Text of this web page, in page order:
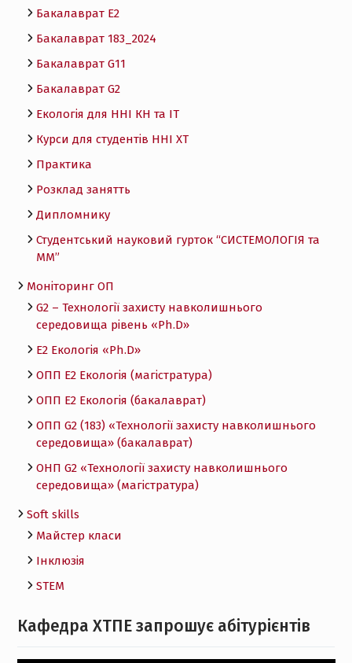
Бакалаврат E2
Бакалаврат 183_2024
Бакалаврат G11
Бакалаврат G2
Екологія для ННІ КН та ІТ
Курси для студентів ННІ ХТ
Практика
Розклад занятть
Дипломнику
Студентський науковий гурток “СИСТЕМОЛОГІЯ та
ММ”
Моніторинг ОП
G2 – Технології захисту навколишнього
середовища рівень «Ph.D»
Е2 Екологія «Ph.D»
ОПП Е2 Екологія (магістратура)
ОПП Е2 Екологія (бакалаврат)
ОПП G2 (183) «Технології захисту навколишнього
середовища» (бакалаврат)
ОНП G2 «Технології захисту навколишнього
середовища» (магістратура)
Soft skills
Майстер класи
Інклюзія
STEM
Кафедра ХТПЕ запрошує абітурієнтів